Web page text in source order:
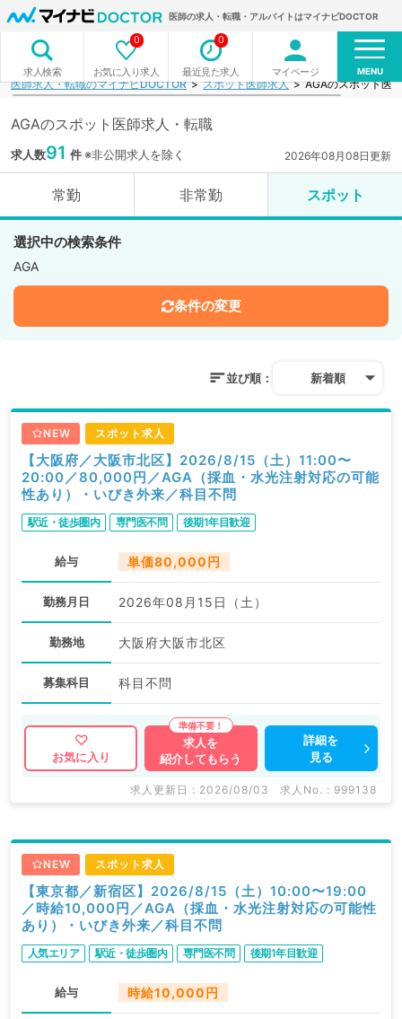
医師の求人・転職・アルバイトはマイナビDOCTOR
求人検索 お気に入り求人
0
最近見た求人
0
マイページ MENU
医師求人・転職のマイナビDOCTOR スポット医師求人 AGAのスポット医
AGAのスポット医師求人・転職
求人数91 件※非公開求人を除く 2026年08月08日更新
常勤 非常勤 スポット
選択中の検索条件
AGA
条件の変更
並び順： 新着順
NEW スポット求人
【大阪府／大阪市北区】2026/8/15（土）11:00〜
20:00／80,000円／AGA（採血・水光注射対応の可能
性あり）・いびき外来／科目不問
駅近・徒歩圏内 専門医不問 後期1年目歓迎
給与 単価80,000円
勤務月日 2026年08月15日（土）
勤務地 大阪府大阪市北区
募集科目 科目不問
お気に入り
求人を
紹介してもらう
詳細を
見る
求人更新日 : 2026/08/03 求人No. : 999138
NEW スポット求人
【東京都／新宿区】2026/8/15（土）10:00〜19:00
／時給10,000円／AGA（採血・水光注射対応の可能性
あり）・いびき外来／科目不問
人気エリア 駅近・徒歩圏内 専門医不問 後期1年目歓迎
給与 時給10,000円